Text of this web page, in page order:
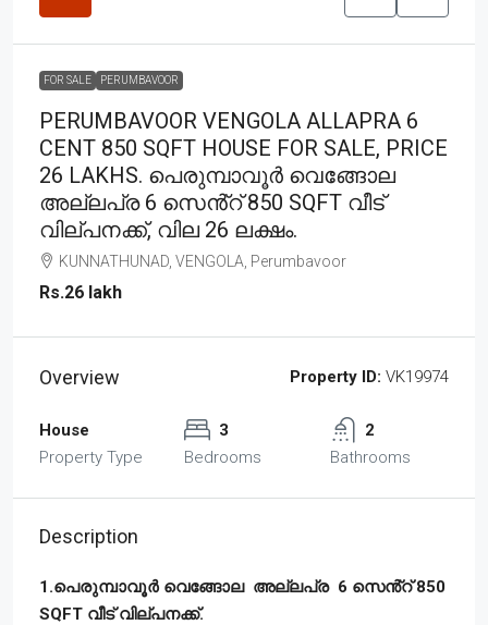
FOR SALE PERUMBAVOOR
PERUMBAVOOR VENGOLA ALLAPRA 6
CENT 850 SQFT HOUSE FOR SALE, PRICE
26 LAKHS. പെരുമ്പാവൂർ വെങ്ങോല
അല്ലപ്ര 6 സെൻ്റ് 850 SQFT വീട്
വില്പനക്ക്, വില 26 ലക്ഷം.
KUNNATHUNAD, VENGOLA, Perumbavoor
Rs.26 lakh
Overview Property ID: VK19974
House
Property Type
3
Bedrooms
2
Bathrooms
Description
1.പെരുമ്പാവൂർ വെങ്ങോല അല്ലപ്ര 6 സെൻ്റ് 850
SQFT വീട് വില്പനക്ക്.